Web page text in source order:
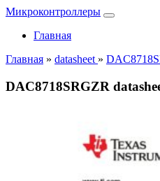
Микроконтроллеры
Главная
Главная » datasheet »
DAC8718SRGZR